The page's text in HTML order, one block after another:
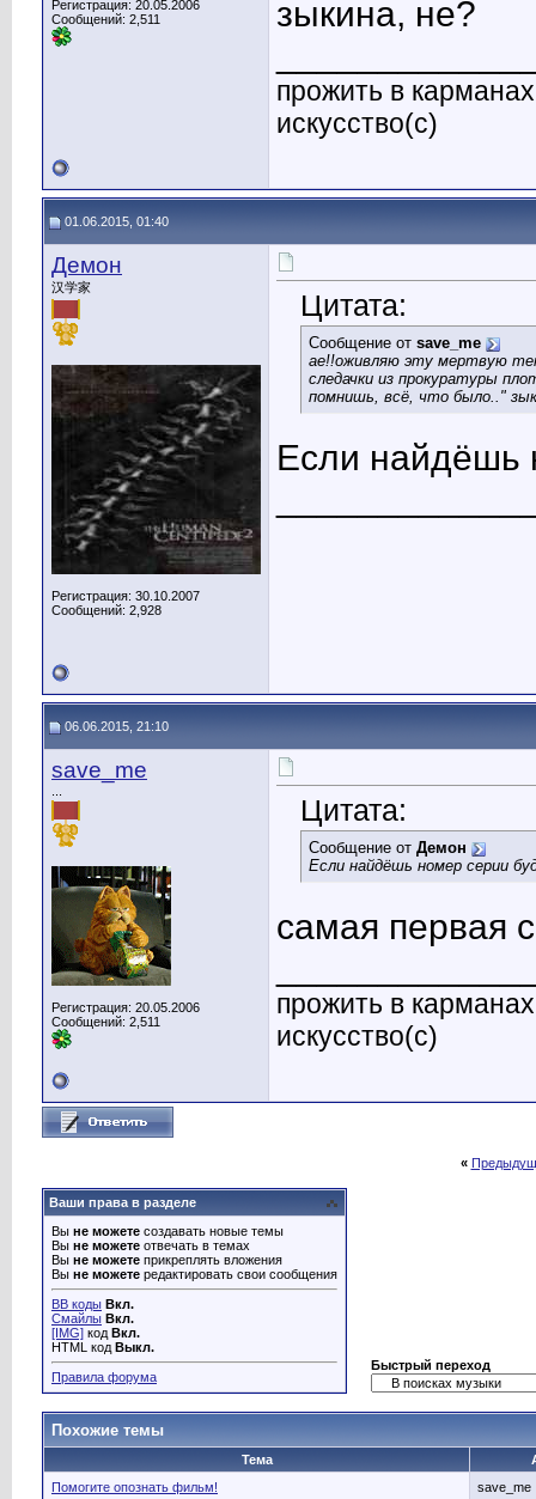
Регистрация: 20.05.2006
Сообщений: 2,511
зыкина, не?
прожить в
искусство(с)
01.06.2015, 01:40
Демон
汉学家
Регистрация: 30.10.2007
Сообщений: 2,928
Цитата:
Сообщение от save_me
ае!!оживляю эту мертвую
следачки из прокуратуры
помнишь, всё, что было.."
Если найдёшь
06.06.2015, 21:10
save_me
Регистрация: 20.05.2006
Сообщений: 2,511
Цитата:
Сообщение от Демон
Если найдёшь номер серии
самая первая
прожить в
искусство(с)
«
Ваши права в разделе
Вы не можете создавать новые темы
Вы не можете отвечать в темах
Вы не можете прикреплять вложения
Вы не можете редактировать свои сообщения
BB коды Вкл.
Смайлы Вкл.
[IMG] код Вкл.
HTML код Выкл.
Правила форума
Быстрый переход
Похожие темы
Тема
Помогите опознать фильм!
save_me